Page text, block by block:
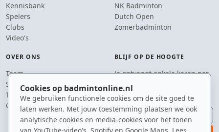
Cookies op badmintonline.nl
We gebruiken functionele cookies om de site goed te
laten werken. Met jouw toestemming plaatsen we ook
analytische cookies en media-cookies voor het tonen
Kennisbank
Spelers
Clubs
Video's
NK Badminton
Dutch Open
Zomerbadminton
OVER ONS
Team
Supporters
Tip de redactie
Contact
BLIJF OP DE HOOGTE
Je ontvangt enkele keren per
jaar een e-mail met het
laatste badmintonnieuws.
E-mailadres